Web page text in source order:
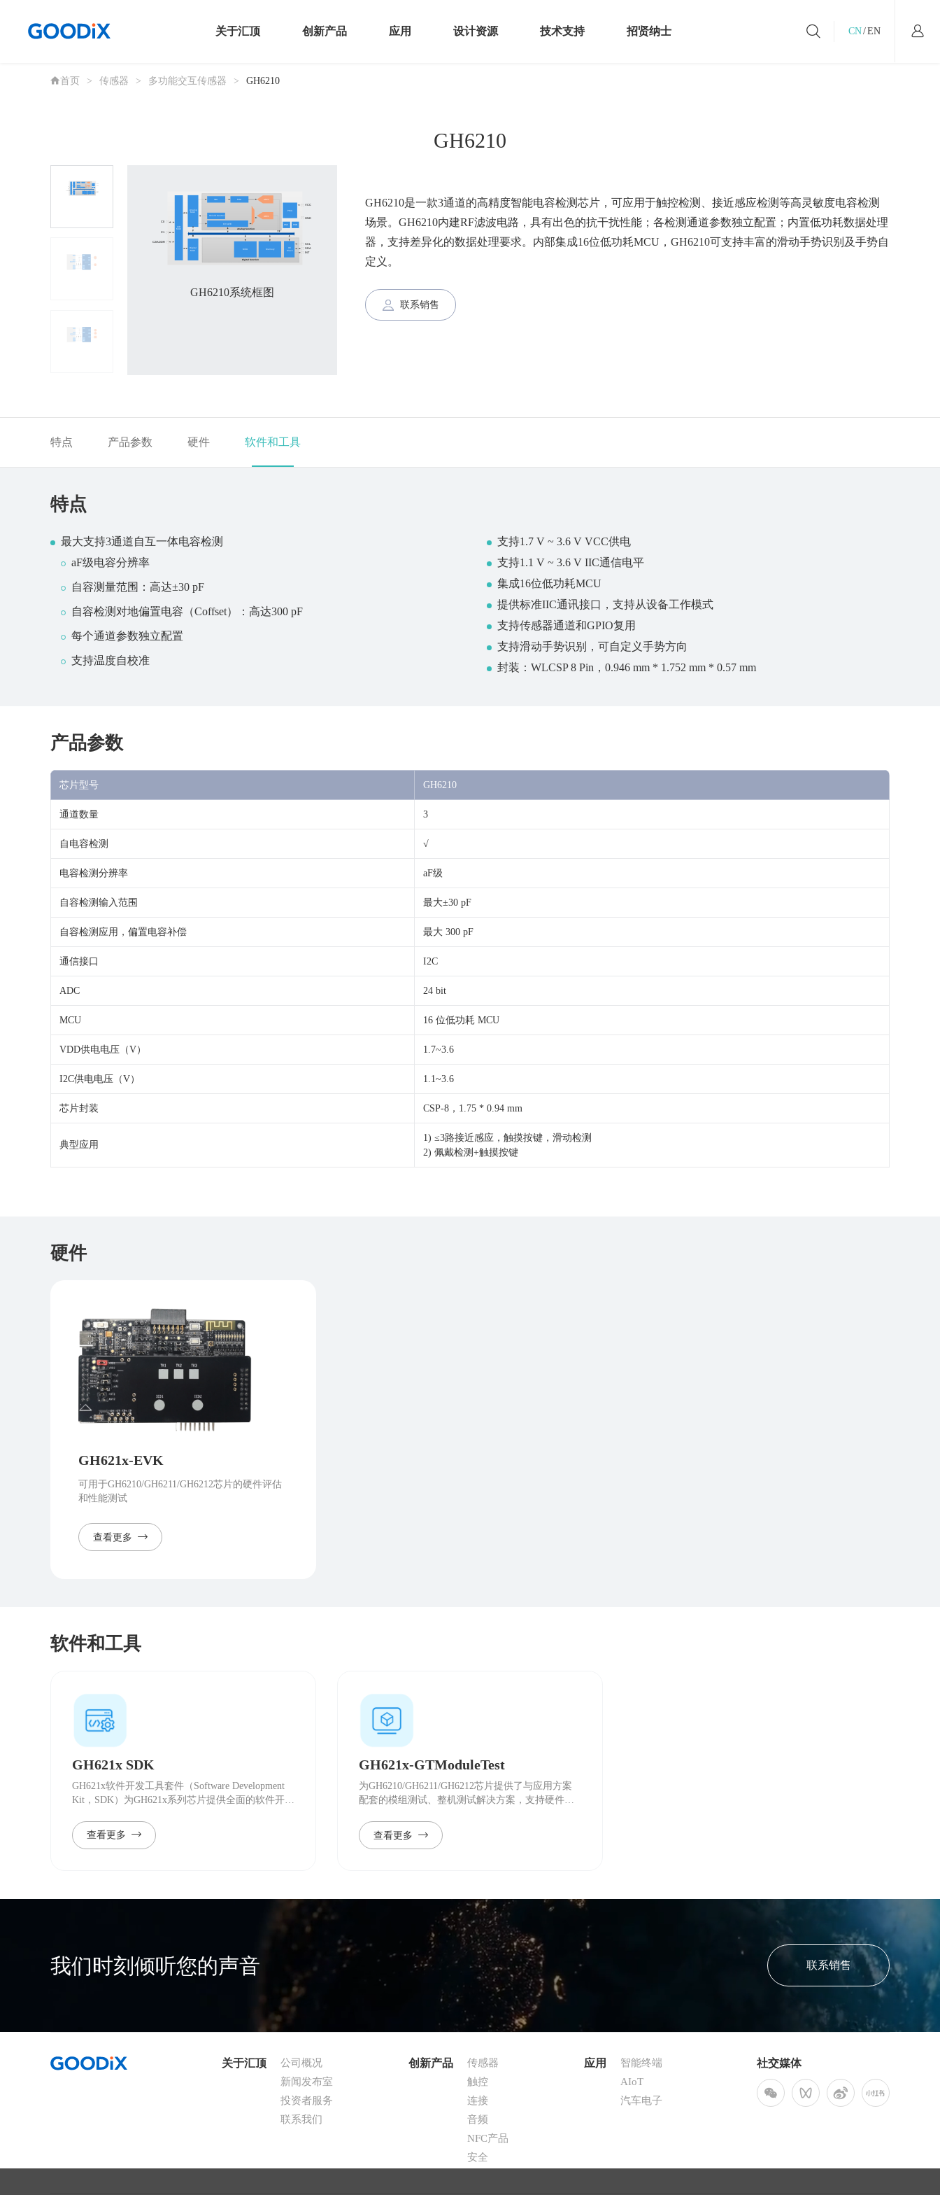
关于汇顶 创新产品
安全
应用 设计资源
软件资源
技术支持 招贤纳士 CN/EN
首页 > 传感器 > 多功能交互传感器 > GH6210
GH6210
GH6210系统框图
GH6210应用框图1
GH6210是一款3通道的高精度智能电容检测芯片，可应用于触控检测、接近感应检测等高灵敏度电容检测
场景。GH6210内建RF滤波电路，具有出色的抗干扰性能；各检测通道参数独立配置；内置低功耗数据处理
器，支持差异化的数据处理要求。内部集成16位低功耗MCU，GH6210可支持丰富的滑动手势识别及手势自
定义。
联系销售
特点 产品参数 硬件 软件和工具
特点
最大支持3通道自互一体电容检测
aF级电容分辨率
自容测量范围：高达±30 pF
自容检测对地偏置电容（Coffset）：高达300 pF
每个通道参数独立配置
支持温度自校准
支持1.7 V ~ 3.6 V VCC供电
支持1.1 V ~ 3.6 V IIC通信电平
集成16位低功耗MCU
提供标准IIC通讯接口，支持从设备工作模式
支持传感器通道和GPIO复用
支持滑动手势识别，可自定义手势方向
封装：WLCSP 8 Pin，0.946 mm * 1.752 mm * 0.57 mm
产品参数
芯片型号 GH6210
通道数量 3
自电容检测 √
电容检测分辨率 aF级
自容检测输入范围 最大±30 pF
自容检测应用，偏置电容补偿 最大 300 pF
通信接口 I2C
ADC 24 bit
MCU 16 位低功耗 MCU
VDD供电电压（V） 1.7~3.6
I2C供电电压（V） 1.1~3.6
芯片封装 CSP-8，1.75 * 0.94 mm
典型应用
1) ≤3路接近感应，触摸按键，滑动检测
2) 佩戴检测+触摸按键
硬件
GH621x-EVK
可用于GH6210/GH6211/GH6212芯片的硬件评估
和性能测试
查看更多
软件和工具
GH621x SDK
GH621x软件开发工具套件（Software Development
Kit，SDK）为GH621x系列芯片提供全面的软件开发
查看更多
GH621x-GTModuleTest
为GH6210/GH6211/GH6212芯片提供了与应用方案
配套的模组测试、整机测试解决方案，支持硬件功
查看更多
我们时刻倾听您的声音 联系销售
关于汇顶
公司概况
新闻发布室
投资者服务
联系我们
创新产品
传感器
触控
连接
音频
NFC产品
安全
应用
智能终端
AIoT
汽车电子
社交媒体